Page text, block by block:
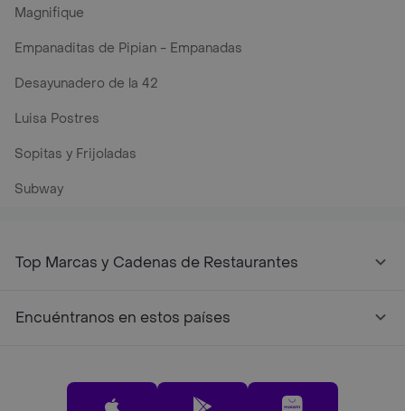
Magnifique
Empanaditas de Pipian - Empanadas
Desayunadero de la 42
Luisa Postres
Sopitas y Frijoladas
Subway
Top Marcas y Cadenas de Restaurantes
Encuéntranos en estos países